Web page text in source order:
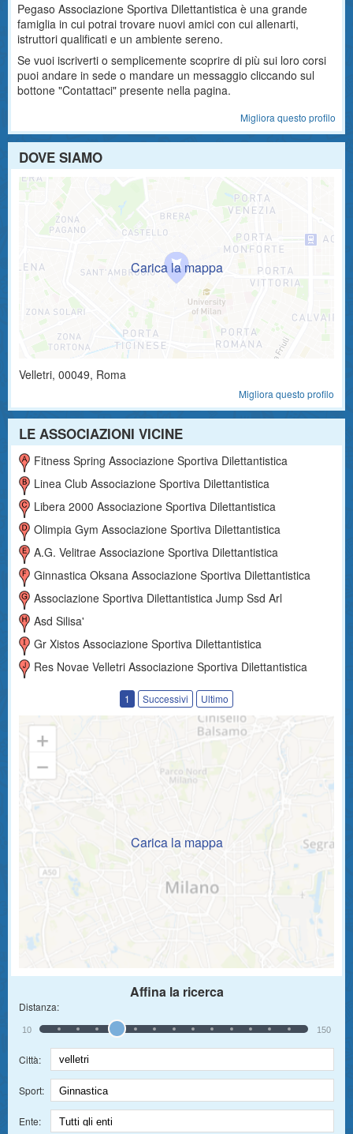
Pegaso Associazione Sportiva Dilettantistica è una grande
famiglia in cui potrai trovare nuovi amici con cui allenarti,
istruttori qualificati e un ambiente sereno.
Se vuoi iscriverti o semplicemente scoprire di più sui loro corsi
puoi andare in sede o mandare un messaggio cliccando sul
bottone "Contattaci" presente nella pagina.
Migliora questo profilo
DOVE SIAMO
Velletri, 00049, Roma
Migliora questo profilo
LE ASSOCIAZIONI VICINE
Fitness Spring Associazione Sportiva Dilettantistica
Linea Club Associazione Sportiva Dilettantistica
Libera 2000 Associazione Sportiva Dilettantistica
Olimpia Gym Associazione Sportiva Dilettantistica
A.g. Velitrae Associazione Sportiva Dilettantistica
Ginnastica Oksana Associazione Sportiva Dilettantistica
Associazione Sportiva Dilettantistica Jump Ssd Arl
Asd Silisa'
Gr Xistos Associazione Sportiva Dilettantistica
Res Novae Velletri Associazione Sportiva Dilettantistica
1 Successivi Ultimo
Carica la mappa
Affina la ricerca
Distanza:
10 150
Città:
Sport:
Ente: